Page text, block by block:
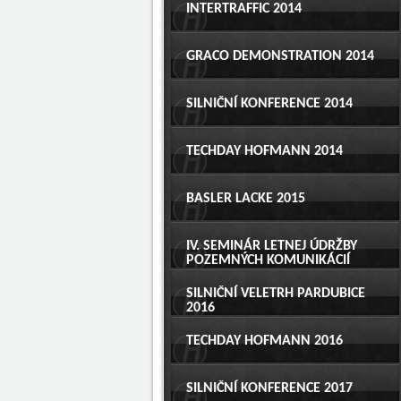
INTERTRAFFIC 2014
GRACO DEMONSTRATION 2014
SILNIČNÍ KONFERENCE 2014
TECHDAY HOFMANN 2014
BASLER LACKE 2015
IV. SEMINÁR LETNEJ ÚDRŽBY
POZEMNÝCH KOMUNIKÁCIÍ
SILNIČNÍ VELETRH PARDUBICE
2016
TECHDAY HOFMANN 2016
SILNIČNÍ KONFERENCE 2017